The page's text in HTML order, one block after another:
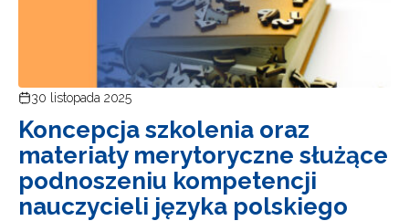
30 listopada 2025
Koncepcja szkolenia oraz
materiały merytoryczne służące
podnoszeniu kompetencji
nauczycieli języka polskiego